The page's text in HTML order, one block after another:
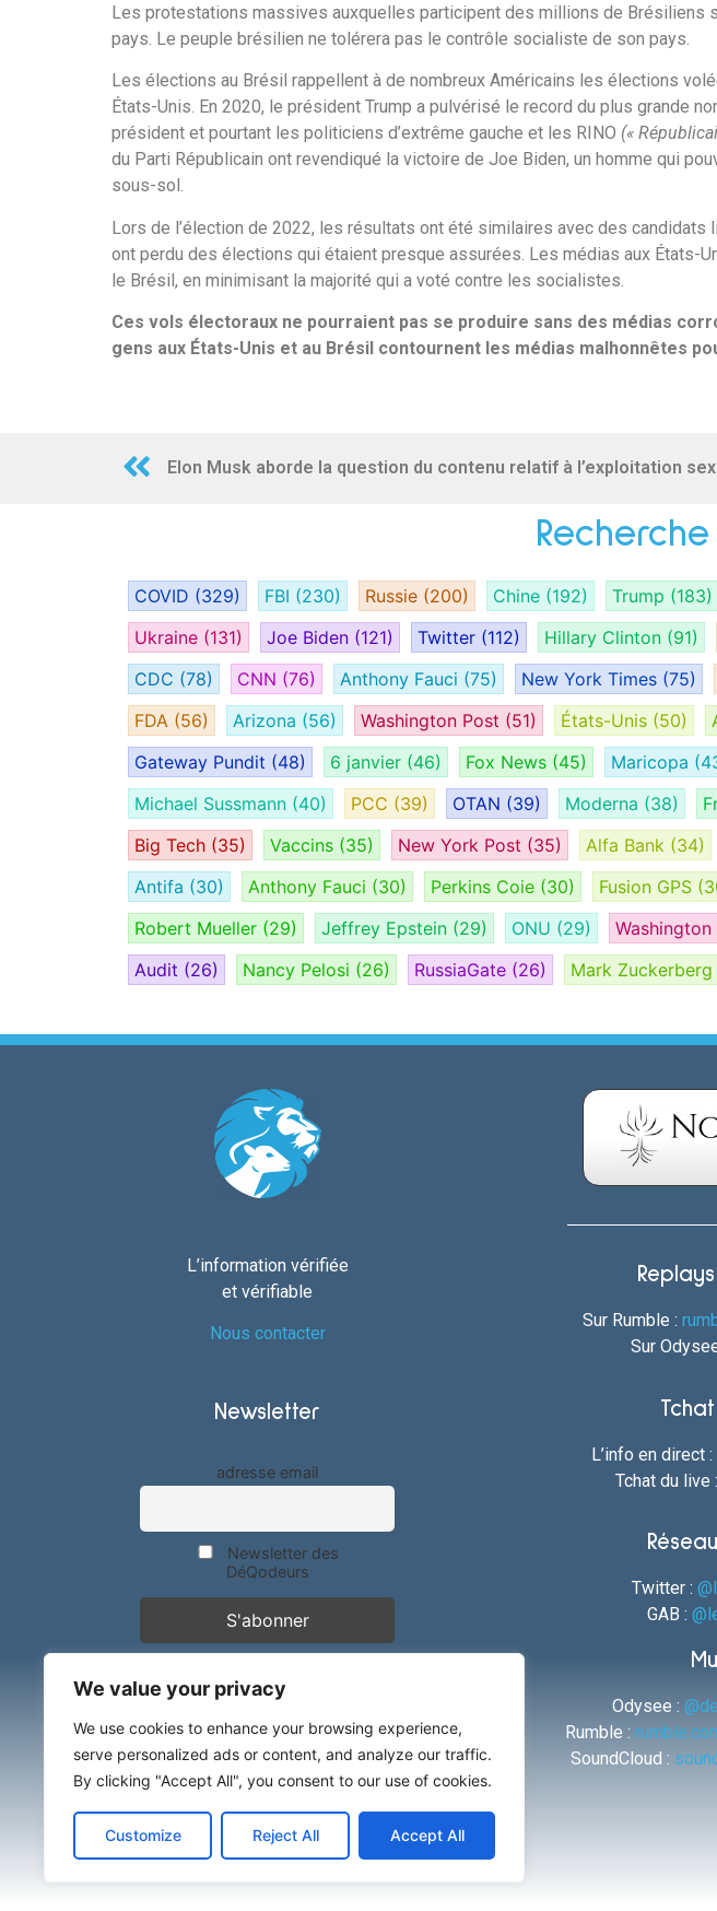
We value your privacy
We use cookies to enhance your browsing experience,
serve personalized ads or content, and analyze our traffic.
By clicking "Accept All", you consent to our use of cookies.
Customize Reject All Accept All
Les protestations massives auxquelles participent des millions de Brésiliens
pays. Le peuple brésilien ne tolérera pas le contrôle socialiste de son pays.
Les élections au Brésil rappellent à de nombreux Américains les élections
États-Unis. En 2020, le président Trump a pulvérisé le record du plus grande
président et pourtant les politiciens d’extrême gauche et les RINO («
du Parti Républicain ont revendiqué la victoire de Joe Biden, un homme qui
sous-sol.
Lors de l’élection de 2022, les résultats ont été similaires avec des candidats
ont perdu des élections qui étaient presque assurées. Les médias aux États-
le Brésil, en minimisant la majorité qui a voté contre les socialistes.
Ces vols électoraux ne pourraient pas se produire sans des médias
gens aux États-Unis et au Brésil contournent les médias malhonnêtes
COVID (329) FBI (230) Russie (200) Chine (192) Trump (183)
Ukraine (131) Joe Biden (121) Twitter (112) Hillary Clinton (91)
CDC (78) CNN (76) Anthony Fauci (75) New York Times (75)
FDA (56) Arizona (56) Washington Post (51) États-Unis (50)
Gateway Pundit (48) 6 janvier (46) Fox News (45) Maricopa
Michael Sussmann (40) PCC (39) OTAN (39) Moderna (38)
Big Tech (35) Vaccins (35) New York Post (35) Alfa Bank (34)
Antifa (30) Anthony Fauci (30) Perkins Coie (30) Fusion GPS
Robert Mueller (29) Jeffrey Epstein (29) ONU (29) Washington
Audit (26) Nancy Pelosi (26) RussiaGate (26) Mark Zuckerberg
L’information vérifiée
et vérifiable
Nous contacter
Newsletter
adresse email
Newsletter des
DéQodeurs
Sur Rumble :
Sur
L’info en direct :
Tchat du live
Twitter :
GAB :
Odysee :
Rumble :
SoundCloud :